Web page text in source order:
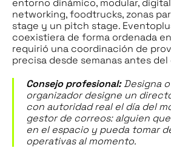
entorno dinámico, modular,
networking, foodtrucks, zonas
stage y un pitch stage.
coexistiera de forma ordenada
requirió una coordinación de
precisa desde semanas antes
Consejo profesional:Designa
organizador designe un
con autoridad real el día del
gestor de correos: alguien
en el espacio y pueda tomar
operativas al momento.